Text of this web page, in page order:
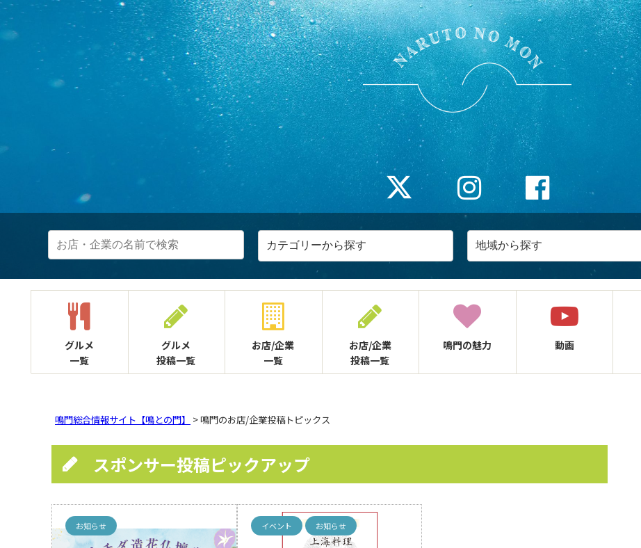
グルメ
一覧
グルメ
投稿一覧
お店/企業
一覧
お店/企業
投稿一覧
鳴門の魅力 動画
鳴門総合情報サイト【鳴との門】 > 鳴門のお店/企業投稿トピックス
スポンサー投稿ピックアップ
お知らせ イベント お知らせ